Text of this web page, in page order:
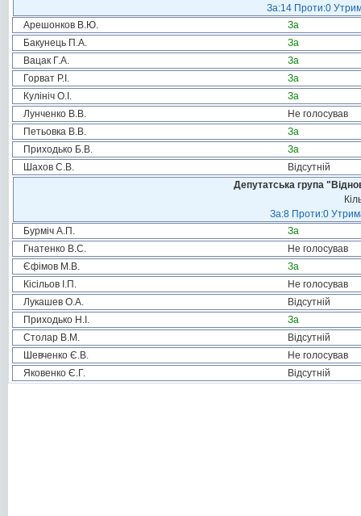
За:14 Проти:0
Арешонков В.Ю.
За
Бакунець П.А.
За
Вацак Г.А.
За
Горват Р.І.
За
Кулініч О.І.
За
Лунченко В.В.
Не голосував
Петьовка В.В.
За
Приходько Б.В.
За
Шахов С.В.
Відсутній
Депутатська група
За:8 Проти:0
Бурміч А.П.
За
Гнатенко В.С.
Не голосував
Єфімов М.В.
За
Кісільов І.П.
Не голосував
Лукашев О.А.
Відсутній
Приходько Н.І.
За
Столар В.М.
Відсутній
Шевченко Є.В.
Не голосував
Яковенко Є.Г.
Відсутній